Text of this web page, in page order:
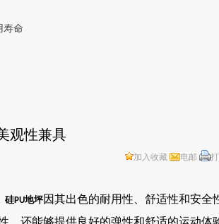
观性兼具
加入收藏 电邮
硅PU地坪因其出色的耐用性、舒适性和安全
，还能够提供良好的弹性和舒适的运动体